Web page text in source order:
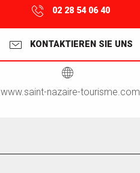
02 28 54 06 40
KONTAKTIEREN SIE UNS
www.saint-nazaire-tourisme.com